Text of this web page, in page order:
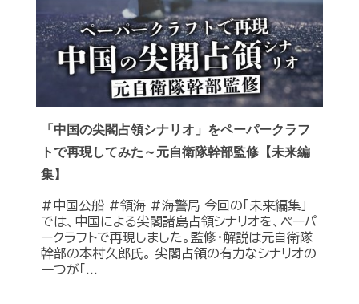
「中国の尖閣占領シナリオ」をペーパークラフ
トで再現してみた～元自衛隊幹部監修【未来編
集】
#中国公船 #領海 #海警局 今回の「未来編集」
では、中国による尖閣諸島占領シナリオを、ペーパ
ークラフトで再現しました。監修・解説は元自衛隊
幹部の本村久郎氏。 尖閣占領の有力なシナリオの
一つが「...